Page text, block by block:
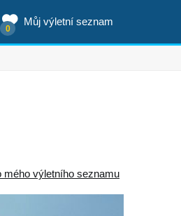
Můj výletní seznam
0
mého výletního seznamu